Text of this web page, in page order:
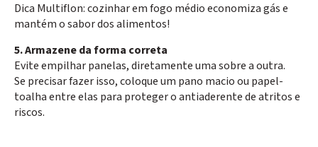
Dica Multiflon: cozinhar em fogo médio economiza gás e
mantém o sabor dos alimentos!
5. Armazene da forma correta
Evite empilhar panelas, diretamente uma sobre a outra.
Se precisar fazer isso, coloque um pano macio ou papel-
toalha entre elas para proteger o antiaderente de atritos e
riscos.